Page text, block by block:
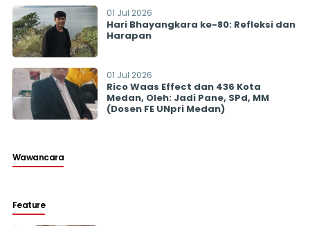
01 Jul 2026
Hari Bhayangkara ke-80: Refleksi dan
Harapan
01 Jul 2026
Rico Waas Effect dan 436 Kota
Medan, Oleh: Jadi Pane, SPd, MM
(Dosen FE UNpri Medan)
Wawancara
Feature